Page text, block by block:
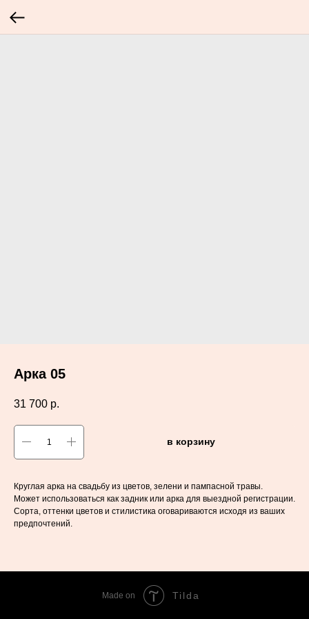
Арка 05
31 700 р.
в корзину
Круглая арка на свадьбу из цветов, зелени и пампасной травы.
Может использоваться как задник или арка для выездной регистрации.
Сорта, оттенки цветов и стилистика оговариваются исходя из ваших
предпочтений.
Made on Tilda